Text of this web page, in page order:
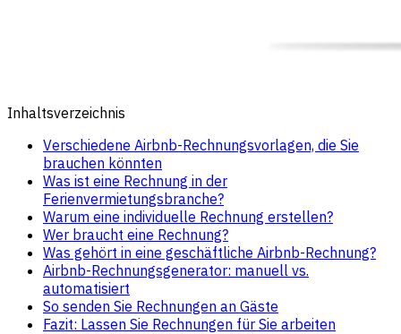
Inhaltsverzeichnis
Verschiedene Airbnb-Rechnungsvorlagen, die Sie
brauchen könnten
Was ist eine Rechnung in der
Ferienvermietungsbranche?
Warum eine individuelle Rechnung erstellen?
Wer braucht eine Rechnung?
Was gehört in eine geschäftliche Airbnb-Rechnung?
Airbnb-Rechnungsgenerator: manuell vs.
automatisiert
So senden Sie Rechnungen an Gäste
Fazit: Lassen Sie Rechnungen für Sie arbeiten